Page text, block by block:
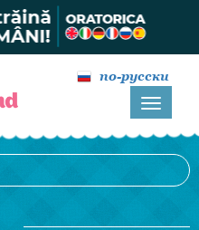
по-русски